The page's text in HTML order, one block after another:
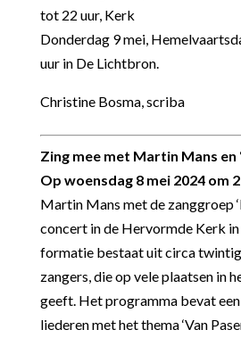
tot 22 uur, Kerk
Donderdag 9 mei,
uur in De Lichtbron.
Christine Bosma, scriba
Zing mee met Martin Mans en
Op woensdag 8 mei 2024 om
Martin Mans met de zanggroep
concert in de Hervormde Kerk
formatie bestaat uit circa
zangers, die op vele plaatsen in
geeft. Het programma bevat
liederen met het thema ‘Van